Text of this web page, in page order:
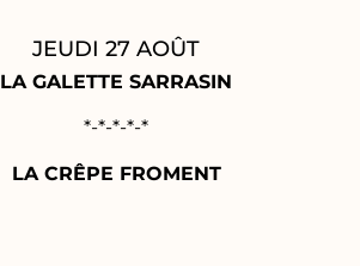
JEUDI 27 AOÛT
LA GALETTE SARRASIN
*-*-*-*-*
LA CRÊPE FROMENT